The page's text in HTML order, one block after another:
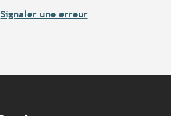
Signaler une erreur